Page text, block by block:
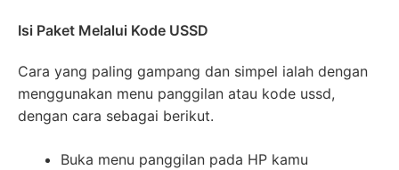
Isi Paket Melalui Kode USSD
Cara yang paling gampang dan simpel ialah dengan
menggunakan menu panggilan atau kode ussd,
dengan cara sebagai berikut.
Buka menu panggilan pada HP kamu